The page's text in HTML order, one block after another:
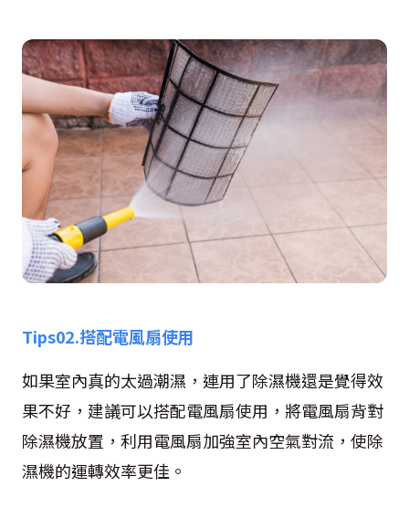
Tips02.搭配電風扇使用
如果室內真的太過潮濕，連用了除濕機還是覺得效
果不好，建議可以搭配電風扇使用，將電風扇背對
除濕機放置，利用電風扇加強室內空氣對流，使除
濕機的運轉效率更佳。